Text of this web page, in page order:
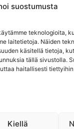
suostumusta
teknologioita,
laitetietoja. Näiden
käsitellä tietoja,
tällä sivustolla.
haitallisesti
Kiellä